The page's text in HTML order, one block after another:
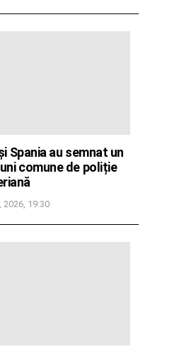
Spania au semnat un
comune de poliție
2026, 19:30